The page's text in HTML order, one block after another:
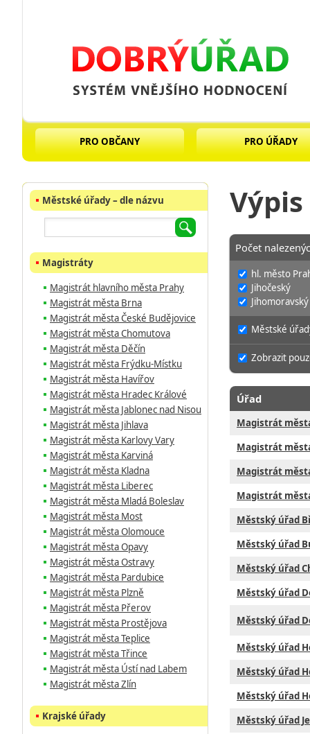
PRO OBČANY PRO ÚŘADY
Městské úřady – dle názvu
Magistráty
Magistrát hlavního města Prahy
Magistrát města Brna
Magistrát města České Budějovice
Magistrát města Chomutova
Magistrát města Děčín
Magistrát města Frýdku-Místku
Magistrát města Havířov
Magistrát města Hradec Králové
Magistrát města Jablonec nad Nisou
Magistrát města Jihlava
Magistrát města Karlovy Vary
Magistrát města Karviná
Magistrát města Kladna
Magistrát města Liberec
Magistrát města Mladá Boleslav
Magistrát města Most
Magistrát města Olomouce
Magistrát města Opavy
Magistrát města Ostravy
Magistrát města Pardubice
Magistrát města Plzně
Magistrát města Přerov
Magistrát města Prostějova
Magistrát města Teplice
Magistrát města Třince
Magistrát města Ústí nad Labem
Magistrát města Zlín
Krajské úřady
Počet
hl. město
Jihočeský
Jihomoravský
Městské
Zobrazit
Úřad
Magistrát
Magistrát
Magistrát
Magistrát
Městský úřad
Městský úřad
Městský úřad
Městský úřad
Městský úřad
Městský úřad
Městský úřad
Městský úřad
Městský úřad